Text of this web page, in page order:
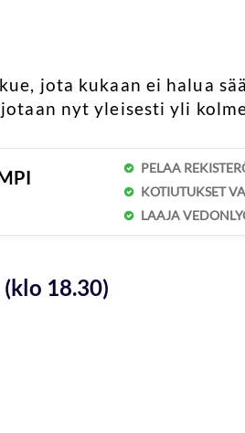
jota kukaan ei halua
nyt yleisesti yli
PELAA
KOTIUTUKSET
LAAJA
18.30)